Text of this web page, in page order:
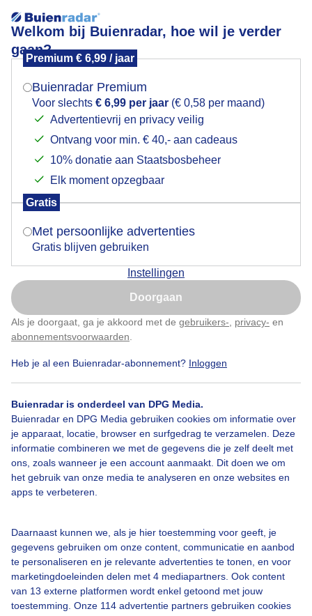
Welkom bij Buienradar, hoe wil je verder
gaan?
Premium € 6,99 / jaar
Buienradar Premium
Voor slechts € 6,99 per jaar (€ 0,58 per maand)
Advertentievrij en privacy veilig
Ontvang voor min. € 40,- aan cadeaus
10% donatie aan Staatsbosbeheer
Elk moment opzegbaar
Gratis
Met persoonlijke advertenties
Gratis blijven gebruiken
Instellingen
Doorgaan
Als je doorgaat, ga je akkoord met de gebruikers- privacy- en
abonnementsvoorwaarden
Heb je al een Buienradar-abonnement? Inloggen
Buienradar is onderdeel van DPG Media.
Buienradar en DPG Media gebruiken cookies om informatie over
je apparaat, locatie, browser en surfgedrag te verzamelen. Deze
informatie combineren we met de gegevens die je zelf deelt met
ons, zoals wanneer je een account aanmaakt. Dit doen we om
het gebruik van onze media te analyseren en onze websites en
apps te verbeteren.
Daarnaast kunnen we, als je hier toestemming voor geeft, je
gegevens gebruiken om onze content, communicatie en aanbod
te personaliseren en je relevante advertenties te tonen, en voor
marketingdoeleinden delen met 4 mediapartners. Ook content
van 13 externe platformen wordt enkel getoond met jouw
toestemming. Onze 114 advertentie partners gebruiken cookies
Zonsopkomst in de ballumerbocht
Zonsopkomst
Door: Janna Jacoba Van Der Laag
Gemaakt: 12-05-2026, 19x bekeken
Bekijk slideshow
Een moment geduld aub...
Mogen we je locatie gebruiken voor het
Indien je hier nog geen akkoord op hebt gegeven,
verschijnt er zo een pop-up uit je browser waarin
Is goed, toon de popup
Nu niet, misschien later
Klik hierom dit aan te passen